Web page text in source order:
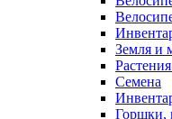
Земля и
Семена
Горшки,